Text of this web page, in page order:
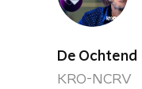
De Ochtend
KRO-NCRV